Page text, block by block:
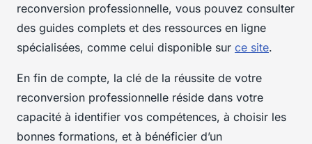
reconversion professionnelle, vous pouvez consulter
des guides complets et des ressources en ligne
spécialisées, comme celui disponible sur ce site.
En fin de compte, la clé de la réussite de votre
reconversion professionnelle réside dans votre
capacité à identifier vos compétences, à choisir les
bonnes formations, et à bénéficier d’un